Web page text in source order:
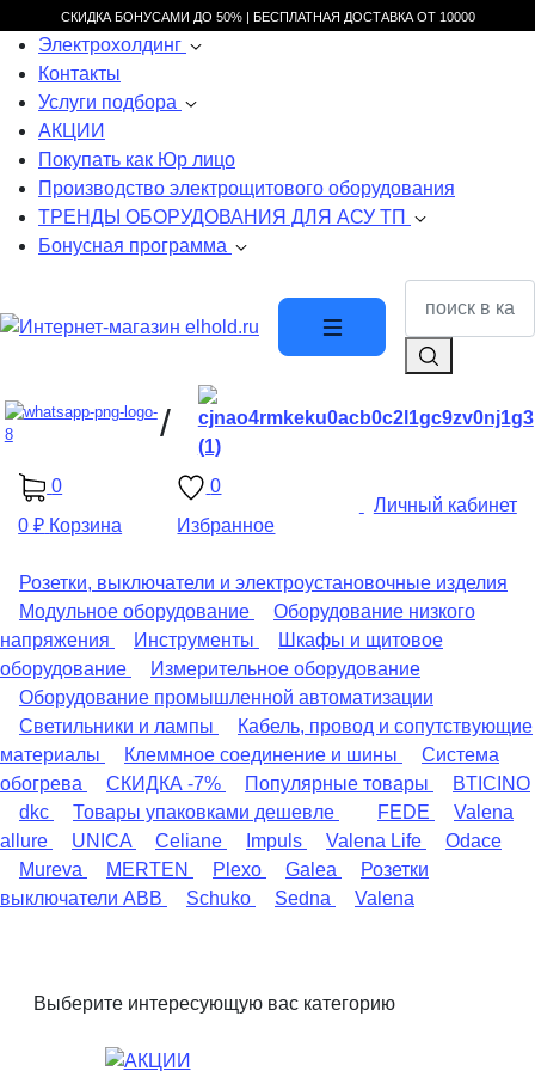
СКИДКА БОНУСАМИ ДО 50% | БЕСПЛАТНАЯ ДОСТАВКА ОТ 10000
Электрохолдинг
Контакты
Услуги подбора
АКЦИИ
Покупать как Юр лицо
Производство электрощитового оборудования
ТРЕНДЫ ОБОРУДОВАНИЯ ДЛЯ АСУ ТП
Бонусная программа
/
0
0 ₽ Корзина
Личный кабинет
0
Избранное
Розетки, выключатели и электроустановочные изделия
Модульное оборудование
Оборудование низкого
напряжения
Инструменты
Шкафы и щитовое
оборудование
Измерительное оборудование
Оборудование промышленной автоматизации
Светильники и лампы
Кабель, провод и сопутствующие
материалы
Клеммное соединение и шины
Система
обогрева
СКИДКА -7% Популярные товары
BTICINO
dkc
Товары упаковками дешевле FEDE
Valena
allure
UNICA Celiane Impuls Valena Life
Odace
Mureva
MERTEN Plexo Galea
Розетки
выключатели ABB
Schuko Sedna Valena
Выберите интересующую вас категорию